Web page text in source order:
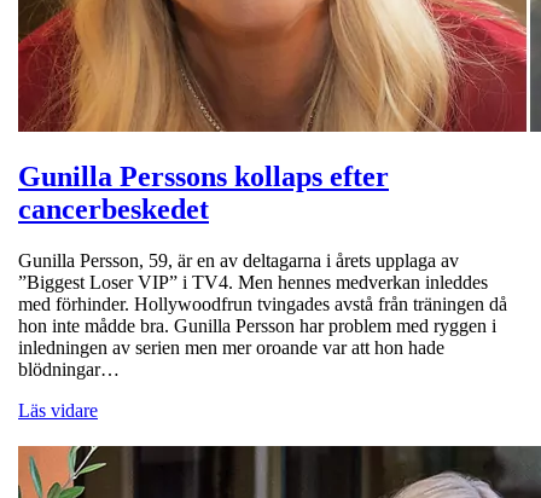
Gunilla Perssons kollaps efter
cancerbeskedet
Gunilla Persson, 59, är en av deltagarna i årets upplaga av
”Biggest Loser VIP” i TV4. Men hennes medverkan inleddes
med förhinder. Hollywoodfrun tvingades avstå från träningen då
hon inte mådde bra. Gunilla Persson har problem med ryggen i
inledningen av serien men mer oroande var att hon hade
blödningar…
Läs vidare